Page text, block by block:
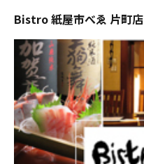
Bistro 紙屋市べゑ 片町店